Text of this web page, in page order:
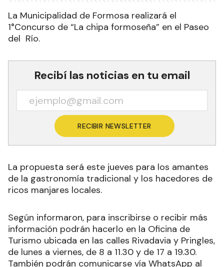
La Municipalidad de Formosa realizará el
1°Concurso de “La chipa formoseña” en el Paseo
del Río.
Recibí las noticias en tu email
RECIBIR NEWSLETTER
La propuesta será este jueves para los amantes
de la gastronomía tradicional y los hacedores de
ricos manjares locales.
Según informaron, para inscribirse o recibir más
información podrán hacerlo en la Oficina de
Turismo ubicada en las calles Rivadavia y Pringles,
de lunes a viernes, de 8 a 11.30 y de 17 a 19.30.
También podrán comunicarse vía WhatsApp al